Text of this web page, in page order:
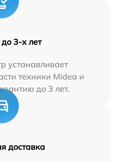
3-х лет
устанавливает
техники Midea и
до 3 лет.
доставка